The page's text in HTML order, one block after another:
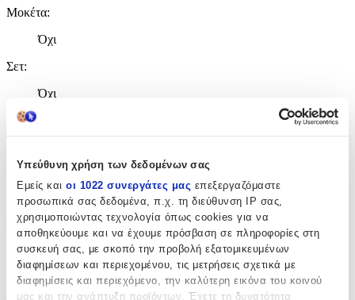
Υπεύθυνη χρήση των δεδομένων σας
Εμείς και οι 1022 συνεργάτες μας επεξεργαζόμαστε
προσωπικά σας δεδομένα, π.χ. τη διεύθυνση IP σας,
χρησιμοποιώντας τεχνολογία όπως cookies για να
αποθηκεύουμε και να έχουμε πρόσβαση σε πληροφορίες στη
συσκευή σας, με σκοπό την προβολή εξατομικευμένων
διαφημίσεων και περιεχομένου, τις μετρήσεις σχετικά με
διαφημίσεις και περιεχόμενο, την καλύτερη εικόνα του κοινού
μας και την ανάπτυξη προϊόντων. Έχετε τη δυνατότητα
Μοκέτα:
Όχι
Σετ:
Όχι
Διαστάσεις
80
cm
Μήκος:
150
cm